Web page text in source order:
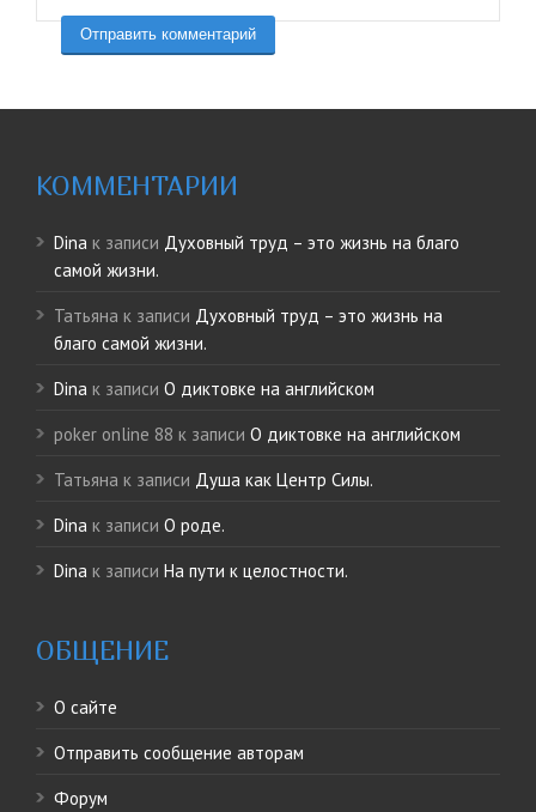
КОММЕНТАРИИ
Dina к записи Духовный труд – это жизнь на благо
самой жизни.
Татьяна к записи Духовный труд – это жизнь на
благо самой жизни.
Dina к записи О диктовке на английском
poker online 88 к записи О диктовке на английском
Татьяна к записи Душа как Центр Силы.
Dina к записи О роде.
Dina к записи На пути к целостности.
ОБЩЕНИЕ
О сайте
Отправить сообщение авторам
Форум